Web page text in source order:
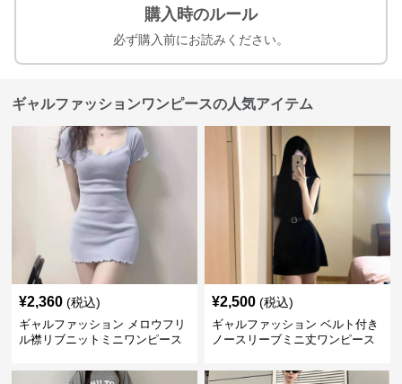
購入時のルール
必ず購入前にお読みください。
ギャルファッションワンピースの人気アイテム
¥2,360 (税込)
ギャルファッション メロウフリ
ル襟リブニットミニワンピース
¥2,500 (税込)
ギャルファッション ベルト付き
ノースリーブミニ丈ワンピース